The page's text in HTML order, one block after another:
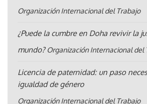
Organización Internacional del Trabajo
¿Puede la cumbre en Doha revivir la
mundo? Organización Internacional del
Licencia de paternidad: un paso
igualdad de género
Organización Internacional del Trabajo